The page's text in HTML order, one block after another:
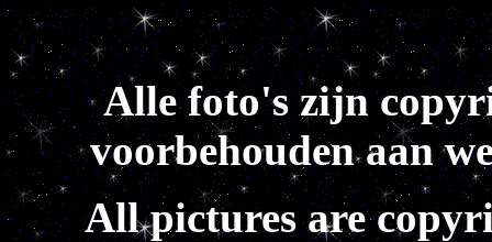
Alle foto's zijn
voorbehouden aan
All pictures are